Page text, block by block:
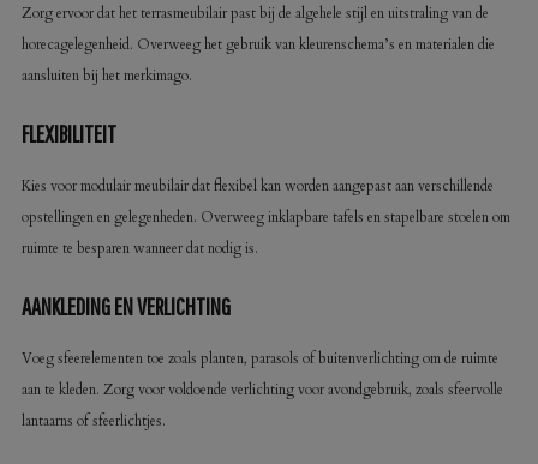
Zorg ervoor dat het terrasmeubilair past bij de algehele stijl en uitstraling van de
horecagelegenheid. Overweeg het gebruik van kleurenschema’s en materialen die
aansluiten bij het merkimago.
FLEXIBILITEIT
Kies voor modulair meubilair dat flexibel kan worden aangepast aan verschillende
opstellingen en gelegenheden. Overweeg inklapbare tafels en stapelbare stoelen om
ruimte te besparen wanneer dat nodig is.
AANKLEDING EN VERLICHTING
Voeg sfeerelementen toe zoals planten, parasols of buitenverlichting om de ruimte
aan te kleden. Zorg voor voldoende verlichting voor avondgebruik, zoals sfeervolle
lantaarns of sfeerlichtjes.